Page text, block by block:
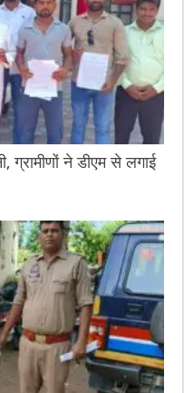
ग्रामीणों ने डीएम से लगाई